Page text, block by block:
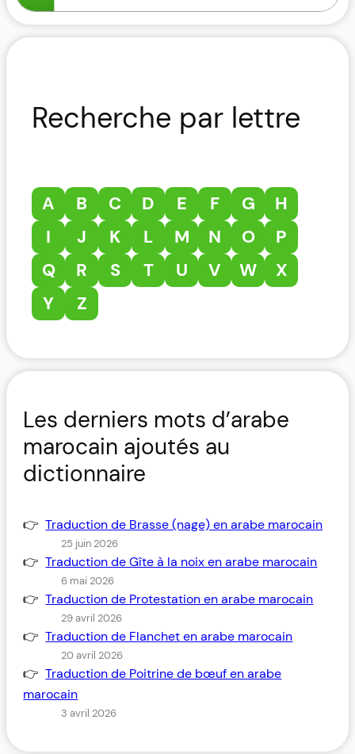
Recherche par lettre
A B C D E F G
H
I
J K L M N O
P
Q
R S T U V W
X
Y
Z
Les derniers mots d’arabe
marocain ajoutés au
dictionnaire
Traduction de Brasse (nage) en arabe marocain
25 juin 2026
Traduction de Gîte à la noix en arabe marocain
6 mai 2026
Traduction de Protestation en arabe marocain
29 avril 2026
Traduction de Flanchet en arabe marocain
20 avril 2026
Traduction de Poitrine de bœuf en arabe
marocain
3 avril 2026